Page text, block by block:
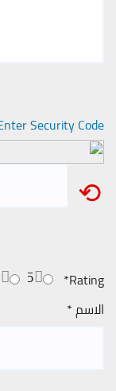
Security Code
⟲
Rating
*
5
الاسم*